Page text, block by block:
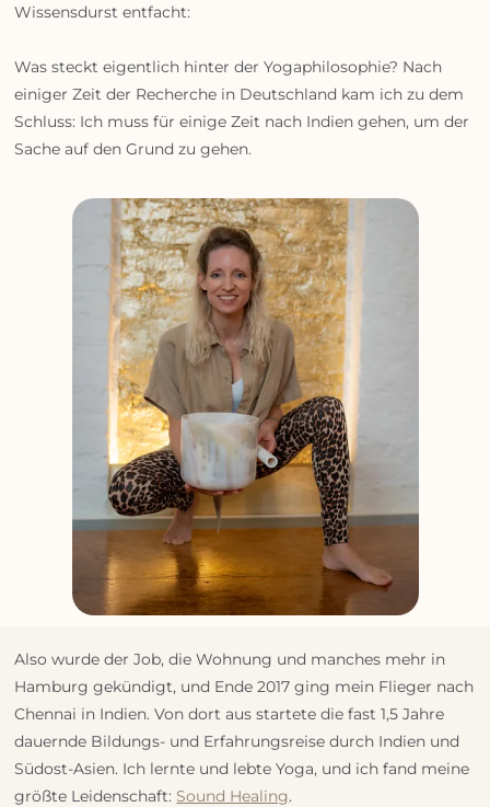
Wissensdurst entfacht:
Was steckt eigentlich hinter der Yogaphilosophie? Nach
einiger Zeit der Recherche in Deutschland kam ich zu dem
Schluss: Ich muss für einige Zeit nach Indien gehen, um der
Sache auf den Grund zu gehen.
Also wurde der Job, die Wohnung und manches mehr in
Hamburg gekündigt, und Ende 2017 ging mein Flieger nach
Chennai in Indien. Von dort aus startete die fast 1,5 Jahre
dauernde Bildungs- und Erfahrungsreise durch Indien und
Südost-Asien. Ich lernte und lebte Yoga, und ich fand meine
größte Leidenschaft: Sound Healing.